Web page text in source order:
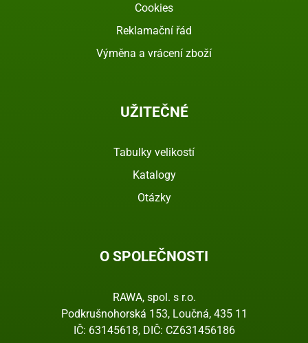
Cookies
Reklamační řád
Výměna a vrácení zboží
UŽITEČNÉ
Tabulky velikostí
Katalogy
Otázky
O SPOLEČNOSTI
RAWA, spol. s r.o.
Podkrušnohorská 153, Loučná, 435 11
IČ: 63145618, DIČ: CZ631456186